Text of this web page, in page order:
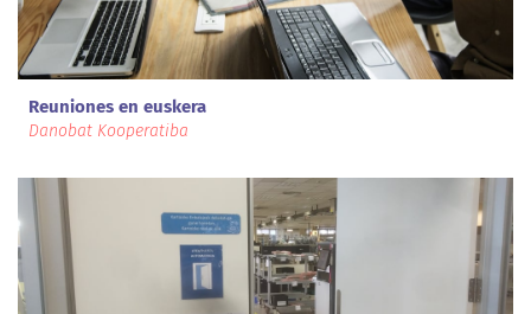
Reuniones en euskera
Danobat Kooperatiba